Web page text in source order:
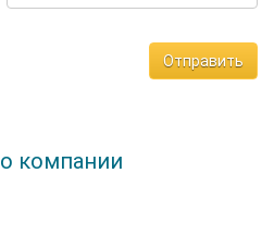
Отправить
компании